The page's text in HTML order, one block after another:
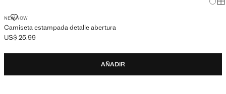
NEW NOW
Camiseta estampada detalle abertura
CAMISETA ESTAMPADA DETALLE ABERTURA
Precio actual [US$ 25.99 ]
US$ 25.99
AÑADIR